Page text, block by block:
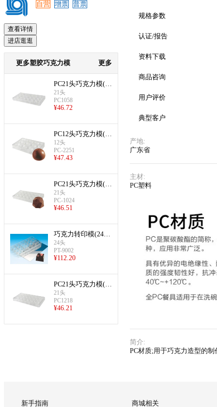
自营
增票 普票
查看详情
进店逛逛
更多塑胶巧克力模 更多
PC21头巧克力模(玫
瑰形)
21头
PC1058
¥46.72
PC12头巧克力模(半
球形)
12头
PC-2251
¥47.43
PC21头巧克力模(多
边形)
21头
PC-1024
¥46.51
巧克力转印模(24头
方形)
24头
PT-9002
¥112.20
PC21头巧克力模(心
形,单个28×24×15m
m)
21头
PC1218
¥46.21
规格参数
认证/报告
资料下载
商品咨询
用户评价
典型客户
产地:
广东省
主材:
PC塑料
简介:
PC材质;用于巧克力造型的制
新手指南 商城相关